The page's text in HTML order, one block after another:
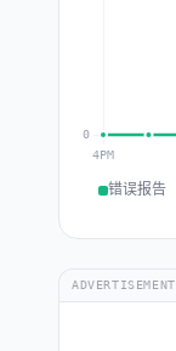
错误报告
ADVERTISEMENT